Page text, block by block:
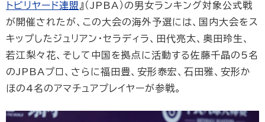
トビリヤード連盟』（JPBA）の男女ランキング対象公式戦
が開催されたが、この大会の海外予選には、国内大会をス
キップしたジュリアン・セラディラ、田代亮太、奥田玲生、
若江梨々花、そして中国を拠点に活動する佐藤千晶の5名
のJPBAプロ、さらに福田豊、安形泰宏、石田雅、安形か
ほの4名のアマチュアプレイヤーが参戦。